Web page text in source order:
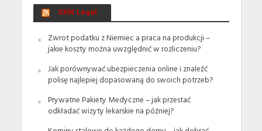
SKW Legal
Zwrot podatku z Niemiec a praca na produkcji –
jakie koszty można uwzględnić w rozliczeniu?
Jak porównywać ubezpieczenia online i znaleźć
polisę najlepiej dopasowaną do swoich potrzeb?
Prywatne Pakiety Medyczne – jak przestać
odkładać wizyty lekarskie na później?